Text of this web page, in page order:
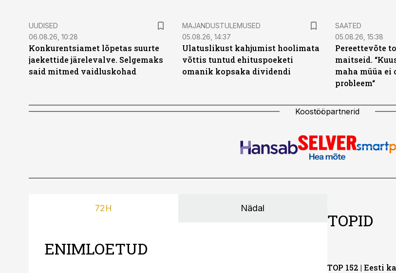
UUDISED
06.08.26, 10:28
Konkurentsiamet lõpetas suurte
jaekettide järelevalve. Selgemaks
said mitmed vaidluskohad
MAJANDUSTULEMUSED
05.08.26, 14:37
Ulatuslikust kahjumist hoolimata
võttis tuntud ehituspoeketi
omanik kopsaka dividendi
SAATED
05.08.26, 15:38
Pereettevõte
maitseid.
maha müüa ei
probleem“
Koostööpartnerid
72H Nädal
ENIMLOETUD
TOPID
TOP 152 | Eesti